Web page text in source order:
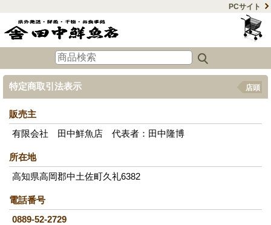
PCサイト
特定商取引法表示 店頭
販売主
有限会社 田中鮮魚店 代表者：田中隆博
所在地
高知県高岡郡中土佐町久礼6382
電話番号
0889-52-2729